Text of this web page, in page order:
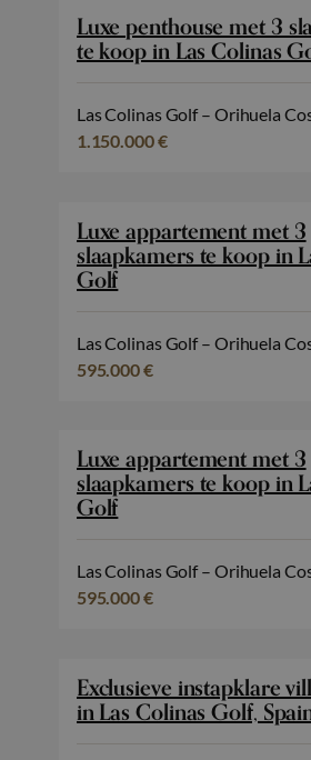
Luxe penthouse met 3
te koop in Las Colinas
Las Colinas Golf – Orihuela
1.150.000 €
Luxe appartement met 3
slaapkamers te koop in
Golf
Las Colinas Golf – Orihuela
595.000 €
Luxe appartement met 3
slaapkamers te koop in
Golf
Las Colinas Golf – Orihuela
595.000 €
Exclusieve instapklare
in Las Colinas Golf,